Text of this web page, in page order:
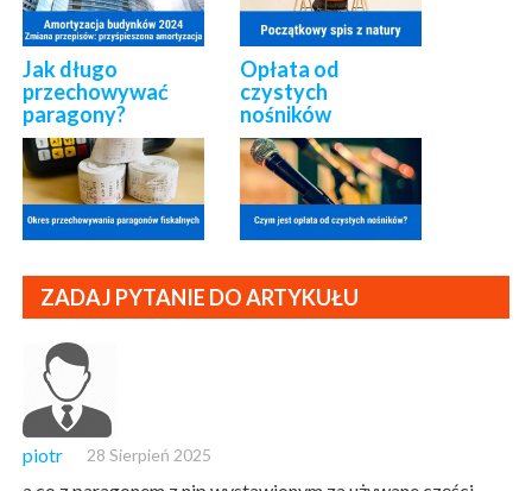
Jak długo
przechowywać
paragony?
Opłata od
czystych
nośników
ZADAJ PYTANIE DO ARTYKUŁU
piotr 28 Sierpień 2025